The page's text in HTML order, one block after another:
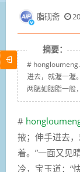
脂砚斋
摘要：
#
进去，就渥一渥
两腮如胭脂一般
#
掖；伸手进去
着。”一面又见
冷，宝玉道：“